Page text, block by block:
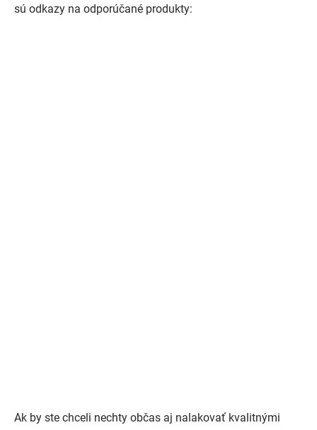
sú odkazy na odporúčané produkty:
Ak by ste chceli nechty občas aj nalakovať kvalitnými